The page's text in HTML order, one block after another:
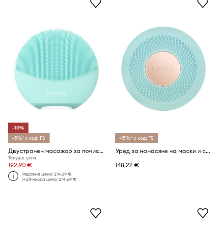
-10%
-5%* с код: FS
Двустранен масажор за почистване на лице FOREO LUNA™ 4 Mini
Текуща цена:
192,90 €
Редовна цена:214,69 €
Най-ниска цена:214,69 €
-15%* с код: FS
Уред за нанасяне на маски и светлинна терапия FOREO UFO™ Mini
148,22 €